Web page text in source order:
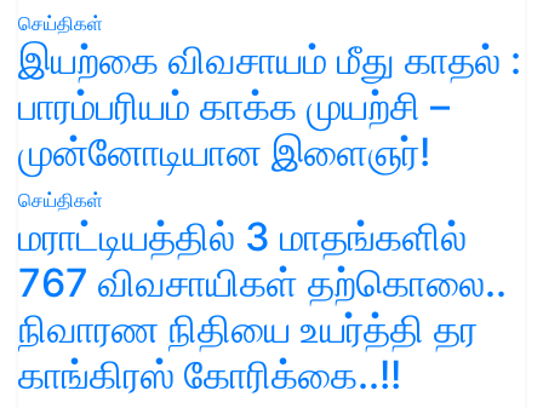
செய்திகள்
இயற்கை விவசாயம் மீது காதல் :
பாரம்பரியம் காக்க முயற்சி –
முன்னோடியான இளைஞர்!
செய்திகள்
மராட்டியத்தில் 3 மாதங்களில்
767 விவசாயிகள் தற்கொலை..
நிவாரண நிதியை உயர்த்தி தர
காங்கிரஸ் கோரிக்கை..!!